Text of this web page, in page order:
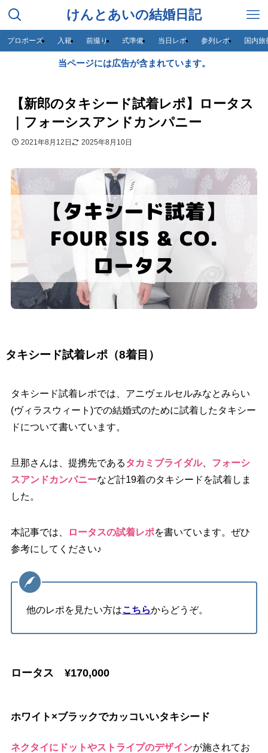
けんとあいの結婚日記
プロポーズ 入籍 前撮り 式準備 当日レポ 参列レポ 国内旅
当ページには広告が含まれています。
【新郎のタキシード試着レポ】ロータス
｜フォーシスアンドカンパニー
2021年8月12日 2025年8月10日
タキシード試着レポ（8着目）
タキシード試着レポでは、アニヴェルセルみなとみらい
(ヴィラスウィート)での結婚式のために試着したタキシー
ドについて書いています。
旦那さんは、提携先であるタカミブライダル、 フォーシ
スアンドカンパニーなど計19着のタキシードを試着しま
した。
本記事では、 ロータスの試着レポを書いています。ぜひ
参考にしてください♪
他のレポを見たい方はこちらからどうぞ。
ロータス ¥170,000
ホワイト×ブラックでカッコいいタキシード
ネクタイにドットやストライプのデザインが施されてお